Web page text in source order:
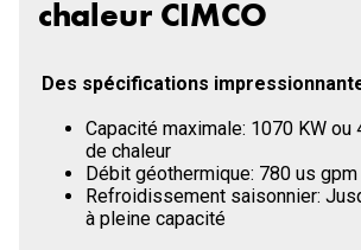
chaleur CIMCO
Des spécifications
Capacité maximale: 1070 KW ou
de chaleur
Débit géothermique: 780 us gpm
Refroidissement saisonnier:
à pleine capacité